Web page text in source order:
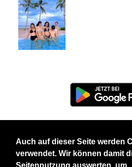
Auch auf dieser Seite werden
verwendet. Wir können damit
Datenschutzerklärung AGB